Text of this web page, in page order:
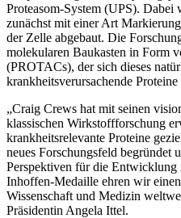
Proteasom-System (UPS). Dabei
zunächst mit einer Art
der Zelle abgebaut. Die
molekularen Baukasten in Form
(PROTACs), der sich dieses
krankheitsverursachende
„Craig Crews hat mit seinen
klassischen Wirkstoffforschung
krankheitsrelevante Proteine
neues Forschungsfeld begründet
Perspektiven für die
Inhoffen-Medaille ehren wir einen
Wissenschaft und Medizin
Präsidentin Angela Ittel.